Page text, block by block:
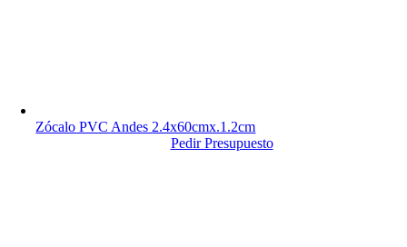
Zócalo PVC Andes 2.4x60cmx.1.2cm
Pedir Presupuesto